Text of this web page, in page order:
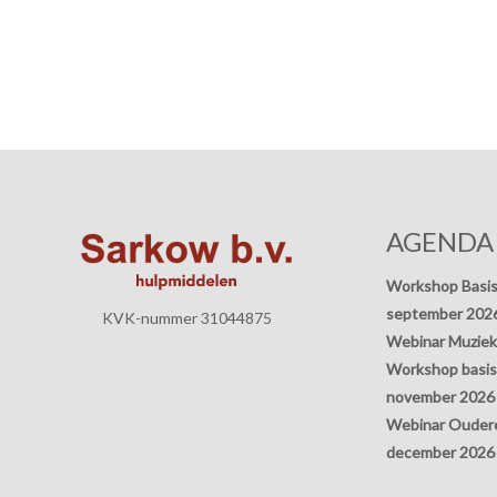
KVK-nummer 31044875
AGENDA
Workshop
september
Webinar
Workshop
november 2026
Webinar
december 2026